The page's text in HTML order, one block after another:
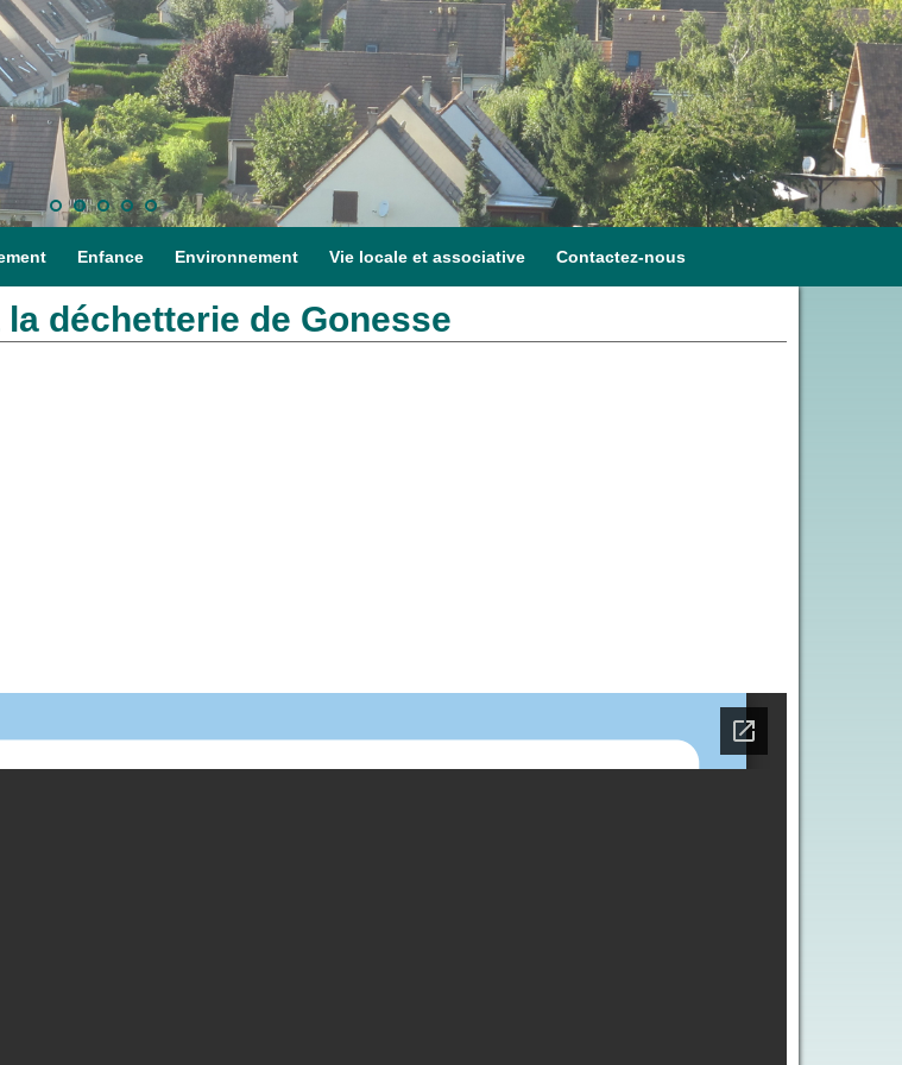
Enfance Environnement Vie locale et associative Contactez-nous
la déchetterie de Gonesse